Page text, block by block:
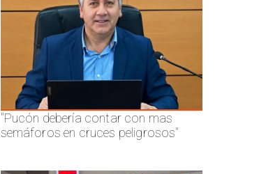
"Pucón debería contar con mas
semáforos en cruces peligrosos"